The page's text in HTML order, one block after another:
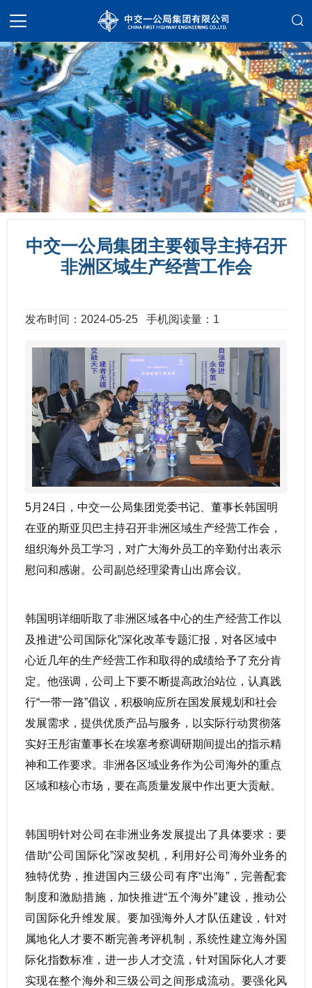
中交一公局集团主要领导主持召开
非洲区域生产经营工作会
发布时间：2024-05-25 手机阅读量：1
5月24日，中交一公局集团党委书记、董事长韩国明
在亚的斯亚贝巴主持召开非洲区域生产经营工作会，
组织海外员工学习，对广大海外员工的辛勤付出表示
慰问和感谢。公司副总经理梁青山出席会议。
韩国明详细听取了非洲区域各中心的生产经营工作以
及推进“公司国际化”深化改革专题汇报，对各区域中
心近几年的生产经营工作和取得的成绩给予了充分肯
定。他强调，公司上下要不断提高政治站位，认真践
行“一带一路”倡议，积极响应所在国发展规划和社会
发展需求，提供优质产品与服务，以实际行动贯彻落
实好王彤宙董事长在埃塞考察调研期间提出的指示精
神和工作要求。非洲各区域业务作为公司海外的重点
区域和核心市场，要在高质量发展中作出更大贡献。
韩国明针对公司在非洲业务发展提出了具体要求：要
借助“公司国际化”深改契机，利用好公司海外业务的
独特优势，推进国内三级公司有序“出海”，完善配套
制度和激励措施，加快推进“五个海外”建设，推动公
司国际化升维发展。要加强海外人才队伍建设，针对
属地化人才要不断完善考评机制，系统性建立海外国
际化指数标准，进一步人才交流，针对国际化人才要
实现在整个海外和三级公司之间形成流动。要强化风